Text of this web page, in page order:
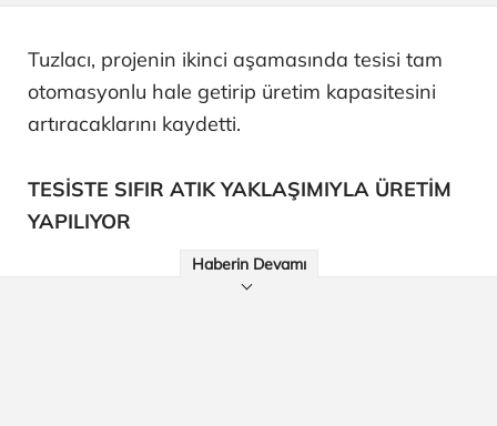
Tuzlacı, projenin ikinci aşamasında tesisi tam
otomasyonlu hale getirip üretim kapasitesini
artıracaklarını kaydetti.
TESİSTE SIFIR ATIK YAKLAŞIMIYLA ÜRETİM
YAPILIYOR​​​​​​​
Haberin Devamı